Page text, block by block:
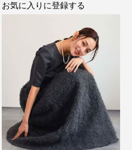
お気に入りに登録する